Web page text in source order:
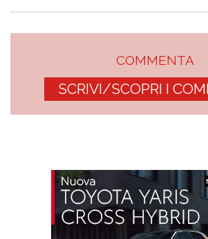
COMMENTA
SCRIVI/SCOPRI I